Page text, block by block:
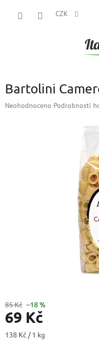
CZK
Bartolini
Průměrné
Neohodnoceno Podrobnosti
85 Kč –18 %
69 Kč
Měrná
138 Kč / 1 kg